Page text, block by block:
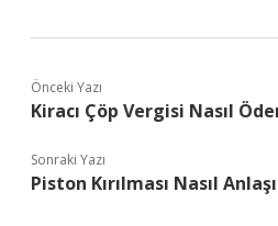
Önceki Yazı
Kiracı Çöp Vergisi Nasıl
Sonraki Yazı
Piston Kırılması Nasıl